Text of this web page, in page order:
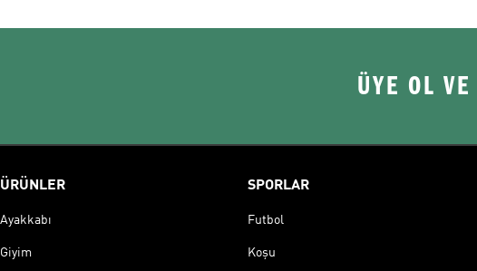
ÜYE OL
ÜRÜNLER
Ayakkabı
Giyim
SPORLAR
Futbol
Koşu